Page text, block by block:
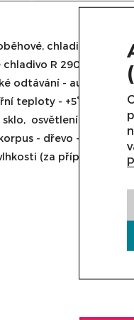
chladicí agregát
R 290 napájení -
odtávání -
teploty - +5°C do
sklo, osvětlení každé
- dřevo - výstavní
(za příplatek)